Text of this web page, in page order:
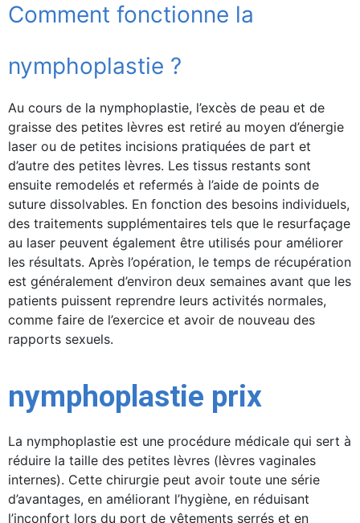
Comment fonctionne la
nymphoplastie ?
Au cours de la nymphoplastie, l’excès de peau et de
graisse des petites lèvres est retiré au moyen d’énergie
laser ou de petites incisions pratiquées de part et
d’autre des petites lèvres. Les tissus restants sont
ensuite remodelés et refermés à l’aide de points de
suture dissolvables. En fonction des besoins individuels,
des traitements supplémentaires tels que le resurfaçage
au laser peuvent également être utilisés pour améliorer
les résultats. Après l’opération, le temps de récupération
est généralement d’environ deux semaines avant que les
patients puissent reprendre leurs activités normales,
comme faire de l’exercice et avoir de nouveau des
rapports sexuels.
nymphoplastie prix
La nymphoplastie est une procédure médicale qui sert à
réduire la taille des petites lèvres (lèvres vaginales
internes). Cette chirurgie peut avoir toute une série
d’avantages, en améliorant l’hygiène, en réduisant
l’inconfort lors du port de vêtements serrés et en